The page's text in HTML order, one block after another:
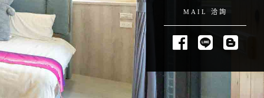
MAIL 洽詢